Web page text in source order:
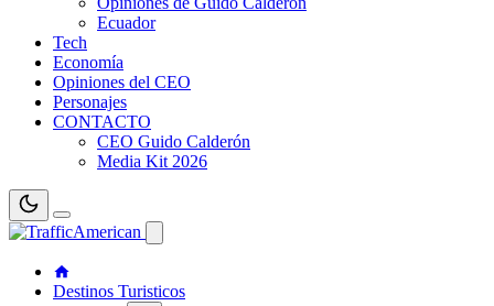
Ecuador
Tech
Economía
Opiniones del CEO
Personajes
CONTACTO
CEO Guido Calderón
Media Kit 2026
Destinos Turisticos